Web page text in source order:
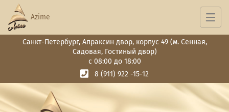
Санкт-Петербург, Апраксин двор, корпус 49 (м. Сенная,
Садовая, Гостиный двор)
с 08:00 до 18:00
8 (911) 922 -15-12
Azime